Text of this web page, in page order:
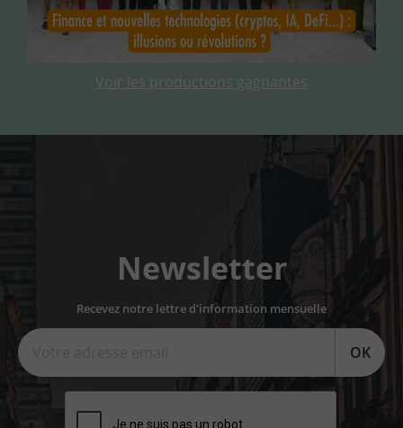
Voir les productions gagnantes
Newsletter
Recevez notre lettre d'information mensuelle
OK